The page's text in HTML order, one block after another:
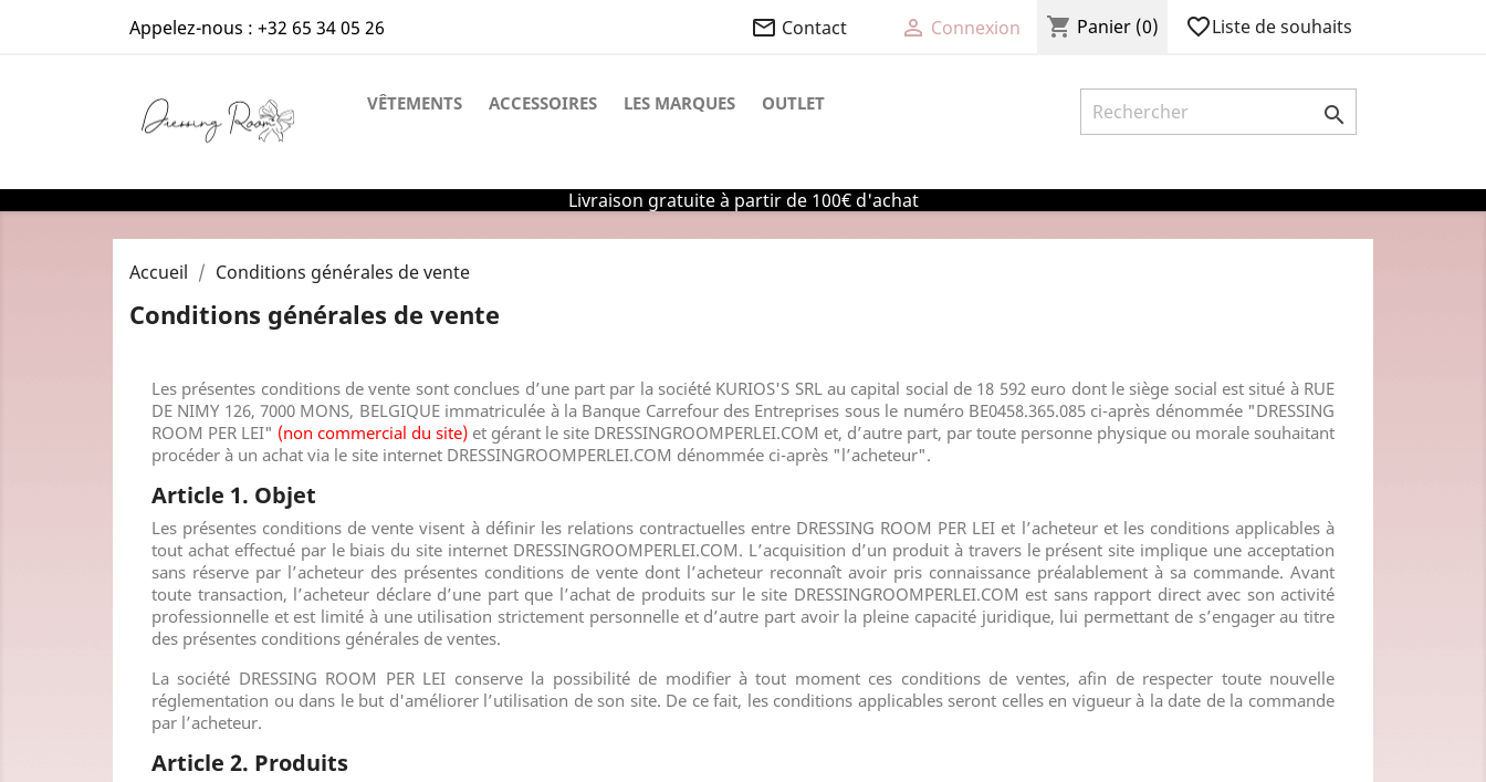
Appelez-nous : +32 65 34 05 26 mail_outline Contact  Connexion shopping_cart Panier (0) favorite_borderListe de souhaits
VÊTEMENTS ACCESSOIRES LES MARQUES OUTLET 
Livraison gratuite à partir de 100€ d'achat
Accueil Conditions générales de vente
Conditions générales de vente
Les présentes conditions de vente sont conclues d’une part par la société KURIOS'S SRL au capital social de 18 592 euro dont le siège social est situé à RUE
DE NIMY 126, 7000 MONS, BELGIQUEimmatriculée à la Banque Carrefour des Entreprises sous le numéro BE0458.365.085ci-après dénommée "DRESSING
ROOM PER LEI" (non commercial du site) et gérant le site DRESSINGROOMPERLEI.COM et, d’autre part, par toute personne physique ou morale souhaitant
procéder à un achat via le site internet DRESSINGROOMPERLEI.COM dénommée ci-après "l’acheteur".
Article 1. Objet
Les présentes conditions de vente visent à définir les relations contractuelles entre DRESSING ROOM PER LEI et l’acheteur et les conditions applicables à
tout achat effectué par le biais du site internet DRESSINGROOMPERLEI.COM. L’acquisition d’un produit à travers le présent site implique une acceptation
sans réserve par l’acheteur des présentes conditions de vente dont l’acheteur reconnaît avoir pris connaissance préalablement à sa commande. Avant
toute transaction, l’acheteur déclare d’une part que l’achat de produits sur le site DRESSINGROOMPERLEI.COM est sans rapport direct avec son activité
professionnelle et est limité à une utilisation strictement personnelle et d’autre part avoir la pleine capacité juridique, lui permettant de s’engager au titre
des présentes conditions générales de ventes.
La société DRESSING ROOM PER LEI conserve la possibilité de modifier à tout moment ces conditions de ventes, afin de respecter toute nouvelle
réglementation ou dans le but d'améliorer l’utilisation de son site. De ce fait, les conditions applicables seront celles en vigueur à la date de la commande
par l’acheteur.
Article 2. Produits